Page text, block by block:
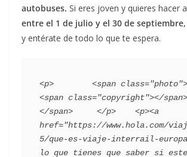
autobuses. Si eres joven y quieres hacer
entre el 1 de julio y el 30 de septiembre,
y entérate de todo lo que te espera.
<p>        <span class="photo">
<span class="copyright"></span>
</span>     </p>    <p><a
href="https://www.hola.com/
5/que-es-viaje-interrail-europa/
lo que tienes que saber si